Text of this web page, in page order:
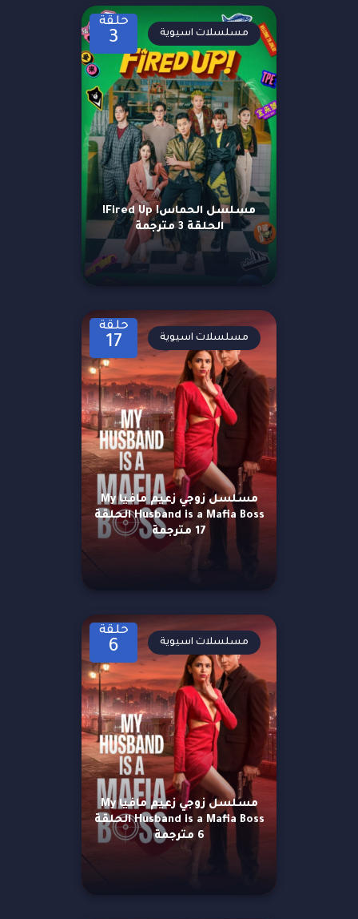
حلقة
3
مسلسل الحماس! Fired Up!
الحلقة 3 مترجمة
مسلسلات اسيوية
حلقة
17
مسلسل زوجي زعيم مافيا My
Husband is a Mafia Boss الحلقة
17 مترجمة
مسلسلات اسيوية
حلقة
6
مسلسل زوجي زعيم مافيا My
Husband is a Mafia Boss الحلقة
6 مترجمة
مسلسلات اسيوية